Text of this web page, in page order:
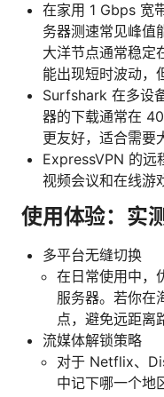
在家用 1 Gbps 宽
务器测速常见峰
大洋节点通常稳
能出现短时波动，
Surfshark 在多设
器的下载通常在
更友好，适合需要
ExpressVPN 的远
视频会议和在线游
使用体验：实
多平台无缝切换
在日常使用中，
服务器。若你在
点，避免远距离
流媒体解锁策略
对于 Netflix、
中记下哪一个地